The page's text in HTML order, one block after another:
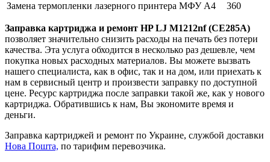
Замена термопленки лазерного принтера МФУ А4
360
Заправка картриджа и ремонт HP LJ M1212nf (CE285A)
позволяет значительно снизить расходы на печать без потери
качества. Эта услуга обходится в несколько раз дешевле, чем
покупка новых расходных материалов. Вы можете вызвать
нашего специалиста, как в офис, так и на дом, или приехать к
нам в сервисный центр и произвести заправку по доступной
цене. Ресурс картриджа после заправки такой же, как у нового
картриджа. Обратившись к нам, Вы экономите время и
деньги.
Заправка картриджей и ремонт по Украине, службой доставки
Нова Пошта, по тарифим перевозчика.